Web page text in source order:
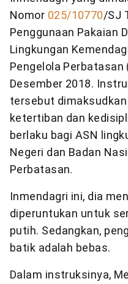
Nomor 025/10770/SJ
Penggunaan Pakaian
Lingkungan
Pengelola
Desember 2018.
tersebut
ketertiban dan
berlaku bagi ASN
Negeri dan Badan
Perbatasan.
Inmendagri ini, dia
diperuntukan untuk
putih. Sedangkan,
batik adalah bebas.
Dalam instruksinya,